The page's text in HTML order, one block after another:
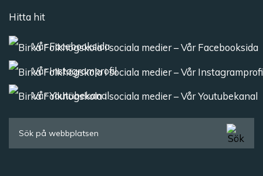
Hitta hit
Vår Facebooksida
Vår Instagramprofil
Vår Youtubekanal
Sök efter: